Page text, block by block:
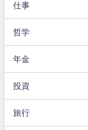
仕事
哲学
年金
投資
旅行